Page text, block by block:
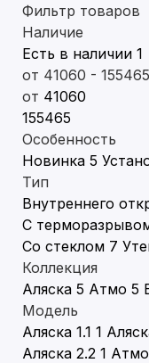
Фильтр товаров
Наличие
Есть в наличии 1
от 41060 - 155465
от
Особенность
Новинка 5
Тип
Внутреннего
С
Со стеклом 7
Коллекция
Аляска 5 Атмо 5
Модель
Аляска 1.1 1
Аляска 2.2 1
С
С